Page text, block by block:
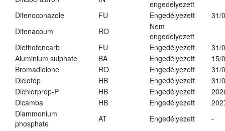
engedélyezett
Difenoconazole
FU Engedélyezett
31/
Difenacoum
RO
Nem
engedélyezett
Diethofencarb
FU Engedélyezett
31/
Aluminium sulphate
BA Engedélyezett
15/
Bromadiolone
RO Engedélyezett
31/
Diclofop
HB Engedélyezett
31/
Dichlorprop-P
HB Engedélyezett
Dicamba
HB Engedélyezett
Diammonium
phosphate
AT Engedélyezett -